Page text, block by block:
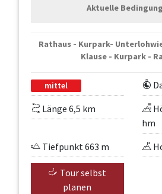
Aktuelle
Rathaus - Kurpark-
Klause - Kurpark -
mittel
Länge 6,5 km
hm
Tiefpunkt 663 m
Tour selbst
planen